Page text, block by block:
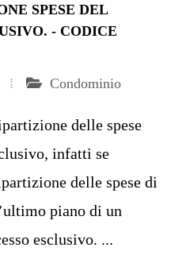
SPESE DEL
- CODICE
Condominio
delle spese
infatti se
delle spese di
piano di un
esclusivo. ...